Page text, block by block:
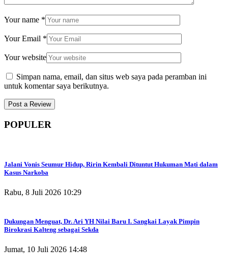
Your name *
Your Email *
Your website
Simpan nama, email, dan situs web saya pada peramban ini
untuk komentar saya berikutnya.
POPULER
Jalani Vonis Seumur Hidup, Ririn Kembali Dituntut Hukuman Mati dalam
Kasus Narkoba
Rabu, 8 Juli 2026 10:29
Dukungan Menguat, Dr. Ari YH Nilai Baru I. Sangkai Layak Pimpin
Birokrasi Kalteng sebagai Sekda
Jumat, 10 Juli 2026 14:48